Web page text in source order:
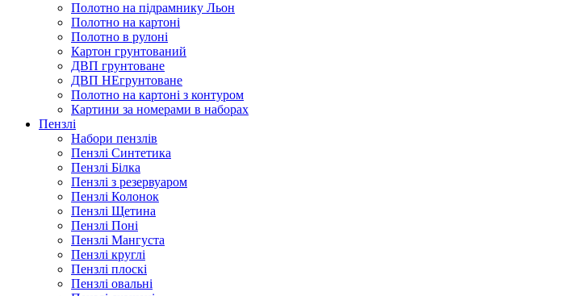
Полотно на підрамнику Льон
Полотно на картоні
Полотно в рулоні
Картон грунтований
ДВП грунтоване
ДВП НЕгрунтоване
Полотно на картоні з контуром
Картини за номерами в наборах
Пензлі
Набори пензлів
Пензлі Синтетика
Пензлі Білка
Пензлі з резервуаром
Пензлі Колонок
Пензлі Щетина
Пензлі Поні
Пензлі Мангуста
Пензлі круглі
Пензлі плоскі
Пензлі овальні